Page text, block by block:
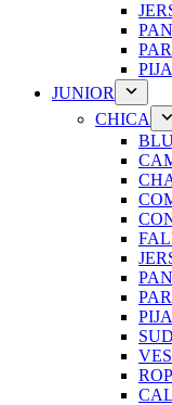
JUNIOR
CHICA